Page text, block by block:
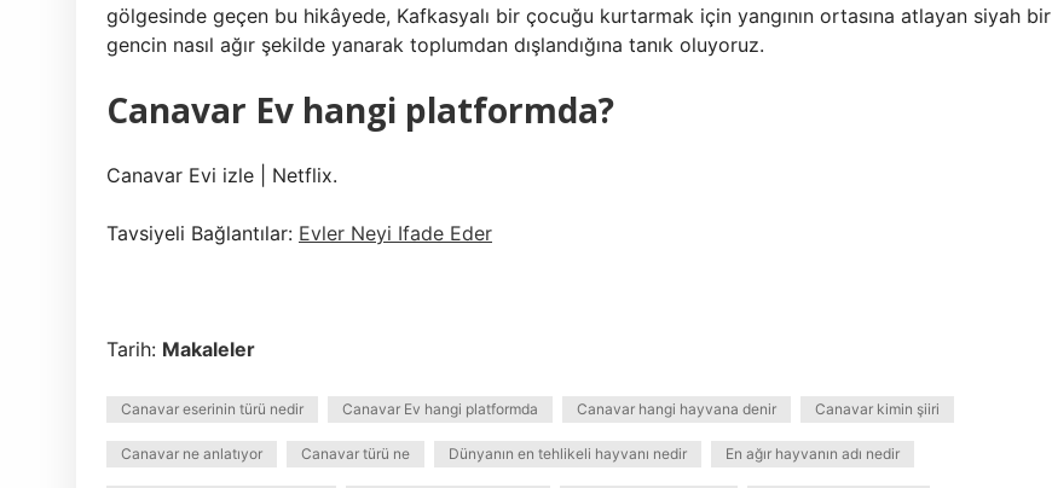
gölgesinde geçen bu hikâyede, Kafkasyalı bir çocuğu kurtarmak için yangının ortasına atlayan siyah bir
gencin nasıl ağır şekilde yanarak toplumdan dışlandığına tanık oluyoruz.
Canavar Ev hangi platformda?
Canavar Evi izle | Netflix.
Tavsiyeli Bağlantılar: Evler Neyi Ifade Eder
Tarih: Makaleler
Canavar eserinin türü nedir Canavar Ev hangi platformda Canavar hangi hayvana denir Canavar kimin şiiri
Canavar ne anlatıyor Canavar türü ne Dünyanın en tehlikeli hayvanı nedir En ağır hayvanın adı nedir